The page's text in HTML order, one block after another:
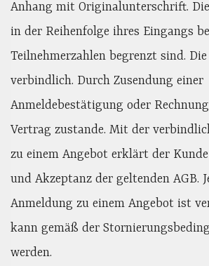
Anhang mit Originalunterschrift.
in der Reihenfolge ihres Eingangs
Teilnehmerzahlen begrenzt sind.
verbindlich. Durch Zusendung einer
Anmeldebestätigung oder
Vertrag zustande. Mit der
zu einem Angebot erklärt der
und Akzeptanz der geltenden AGB.
Anmeldung zu einem Angebot ist
kann gemäß der
werden.